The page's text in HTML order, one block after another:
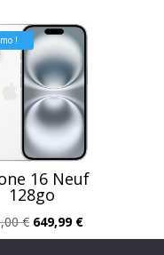
initial
était :
200,00 €. 119,00 €.
!
16 Neuf
128go
€ Le
prix
649,99 €Le
prix